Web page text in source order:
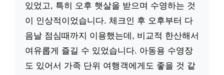
있었고, 특히 오후 햇살을 받으며 수영하는 것
이 인상적이었습니다. 체크인 후 오후부터 다
음날 점심때까지 이용했는데, 비교적 한산해서
여유롭게 즐길 수 있었습니다. 아동용 수영장
도 있어서 가족 단위 여행객에게도 좋을 것 같